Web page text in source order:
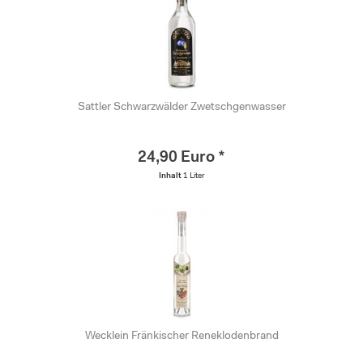
Sattler Schwarzwälder Zwetschgenwasser
24,90 Euro *
Inhalt 1 Liter
Wecklein Fränkischer Reneklodenbrand